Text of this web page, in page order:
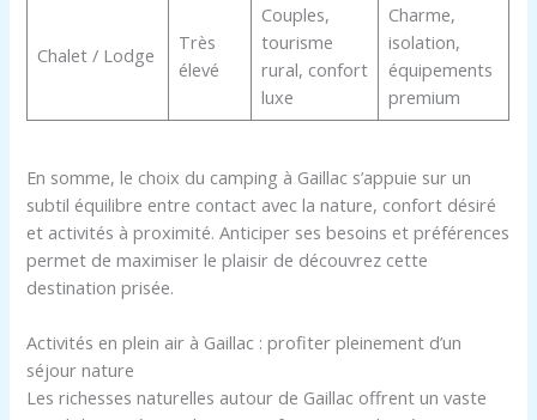
Chalet / Lodge
Très
élevé
Couples,
tourisme
rural, confort
luxe
Charme,
isolation,
équipements
premium
En somme, le choix du camping à Gaillac s’appuie sur un
subtil équilibre entre contact avec la nature, confort désiré
et activités à proximité. Anticiper ses besoins et préférences
permet de maximiser le plaisir de découvrez cette
destination prisée.
Activités en plein air à Gaillac : profiter pleinement d’un
séjour nature
Les richesses naturelles autour de Gaillac offrent un vaste